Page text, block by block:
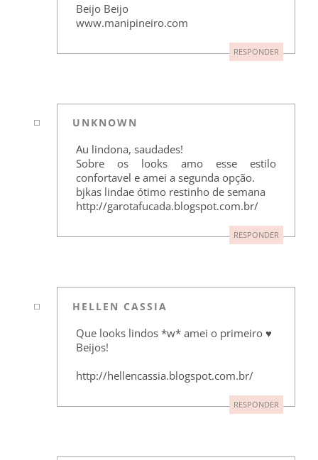
Beijo Beijo
www.manipineiro.com
RESPONDER
UNKNOWN
Au lindona, saudades!
Sobre os looks amo esse estilo
confortavel e amei a segunda opção.
bjkas lindae ótimo restinho de semana
http://garotafucada.blogspot.com.br/
RESPONDER
HELLEN CASSIA
Que looks lindos *w* amei o primeiro ♥
Beijos!
http://hellencassia.blogspot.com.br/
RESPONDER